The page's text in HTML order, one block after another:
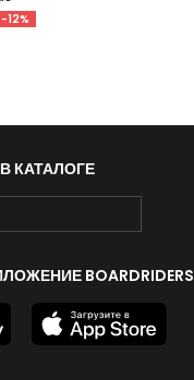
-12%
КАТАЛОГЕ
BOARDRIDERS